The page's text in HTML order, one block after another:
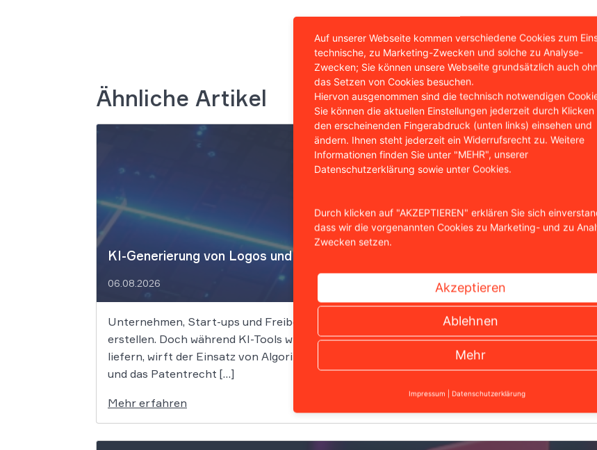
Ähnliche Artikel
KI-Generierung von Logos und Designs: Wer besitzt die Rechte an künstlicher
06.08.2026
Unternehmen, Start-ups und Freiberufler nutzen immer häufiger künstliche Intelligenz, um
erstellen. Doch während KI-Tools wie Midjourney, DALL-E oder Stable Diffusion in
liefern, wirft der Einsatz von Algorithmen in der Kreativbranche komplexe juristische
und das Patentrecht […]
Mehr erfahren
Auf unserer Webseite kommen verschiedene Cookies zum
technische, zu Marketing-Zwecken und solche zu Analyse-
Zwecken; Sie können unsere Webseite grundsätzlich auch
das Setzen von Cookies besuchen.
Hiervon ausgenommen sind die technisch notwendigen
Sie können die aktuellen Einstellungen jederzeit durch Klicken
den erscheinenden Fingerabdruck (unten links) einsehen und
ändern. Ihnen steht jederzeit ein Widerrufsrecht zu. Weitere
Informationen finden Sie unter "MEHR", unserer
Datenschutzerklärung sowie unter Cookies.
Durch klicken auf "AKZEPTIEREN" erklären Sie sich
dass wir die vorgenannten Cookies zu Marketing- und zu
Zwecken setzen.
Akzeptieren
Ablehnen
Mehr
Impressum Datenschutzerklärung